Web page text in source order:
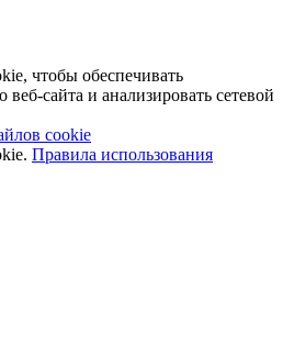
чтобы обеспечивать
сайта и анализировать сетевой
cookie
Правила использования